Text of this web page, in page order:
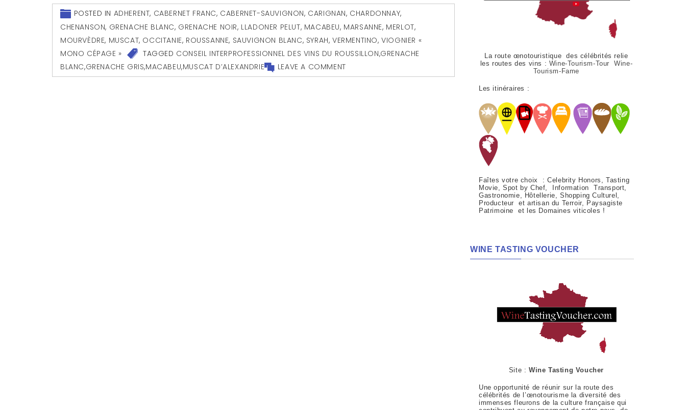
POSTED IN ADHERENT, CABERNET FRANC, CABERNET-SAUVIGNON, CARIGNAN, CHARDONNAY,
CHENANSON, GRENACHE BLANC, GRENACHE NOIR, LLADONER PELUT, MACABEU, MARSANNE, MERLOT,
MOURVÈDRE, MUSCAT, OCCITANIE, ROUSSANNE, SAUVIGNON BLANC, SYRAH,VERMENTINO,VIOGNIER «
MONO CÉPAGE »
TAGGED CONSEIL INTERPROFESSIONNEL DES VINS DU ROUSSILLON,GRENACHE
BLANC,GRENACHE GRIS,MACABEU,MUSCAT D’ALEXANDRIE LEAVE A COMMENT
La route œnotouristique des célébrités relie
les routes des vins : Wine-Tourism-Tour Wine-
Tourism-Fame
Les itinéraires :
Faîtes votre choix : Celebrity Honors, Tasting
Movie, Spot by Chef, Information Transport,
Gastronomie, Hôtellerie, Shopping Culturel,
Producteur et artisan du Terroir, Paysagiste
Patrimoine et les Domaines viticoles !
WINE TASTING VOUCHER
Site :Wine Tasting Voucher
Une opportunité de réunir sur la route des
célébrités de l’œnotourisme la diversité des
immenses fleurons de la culture française qui